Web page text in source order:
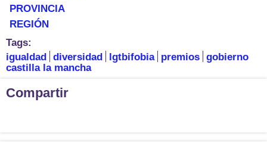
PROVINCIA
REGIÓN
Tags:
igualdad diversidad lgtbifobia premios gobierno
castilla la mancha
Compartir